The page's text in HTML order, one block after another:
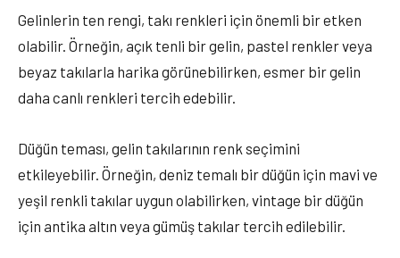
Gelinlerin ten rengi, takı renkleri için önemli bir etken
olabilir. Örneğin, açık tenli bir gelin, pastel renkler veya
beyaz takılarla harika görünebilirken, esmer bir gelin
daha canlı renkleri tercih edebilir.
Düğün teması, gelin takılarının renk seçimini
etkileyebilir. Örneğin, deniz temalı bir düğün için mavi ve
yeşil renkli takılar uygun olabilirken, vintage bir düğün
için antika altın veya gümüş takılar tercih edilebilir.